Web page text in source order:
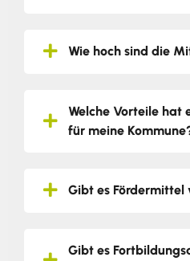
Wie hoch sind die
Welche Vorteile
für meine
Gibt es Fördermittel
Gibt es